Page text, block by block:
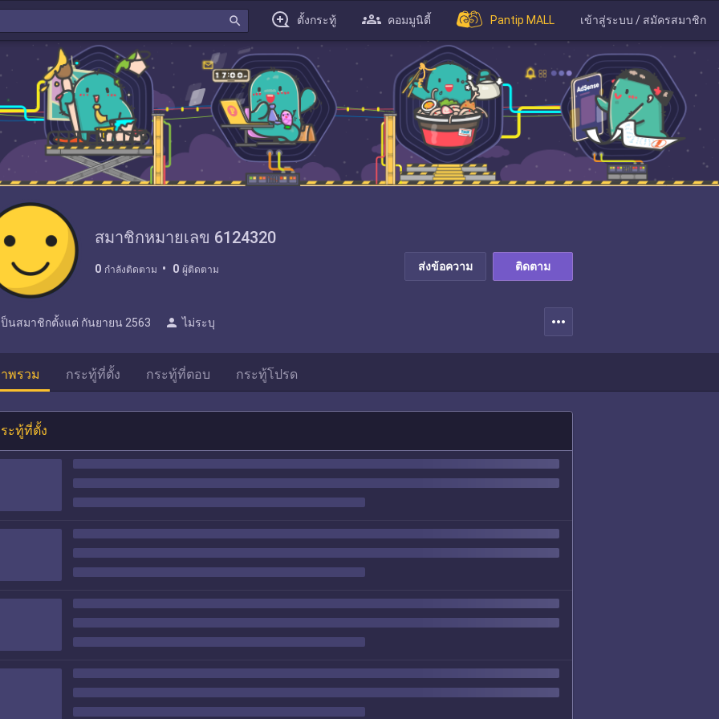
search ตั้งกระทู้ คอมมูนิตี้ Pantip MALL เข้าสู่ระบบ / สมัครสมาชิก
สมาชิกหมายเลข 6124320
0 กำลังติดตาม 0 ผู้ติดตาม ส่งข้อความ ติดตาม
ป็นสมาชิกตั้งแต่ กันยายน 2563 person ไม่ระบุ more_horiz
พรวม กระทู้ที่ตั้ง กระทู้ที่ตอบ กระทู้โปรด
ะทู้ที่ตั้ง